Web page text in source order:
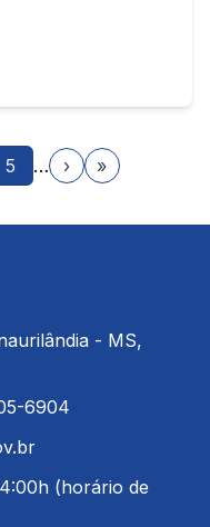
5 … › »
- MS,
6904
(horário de